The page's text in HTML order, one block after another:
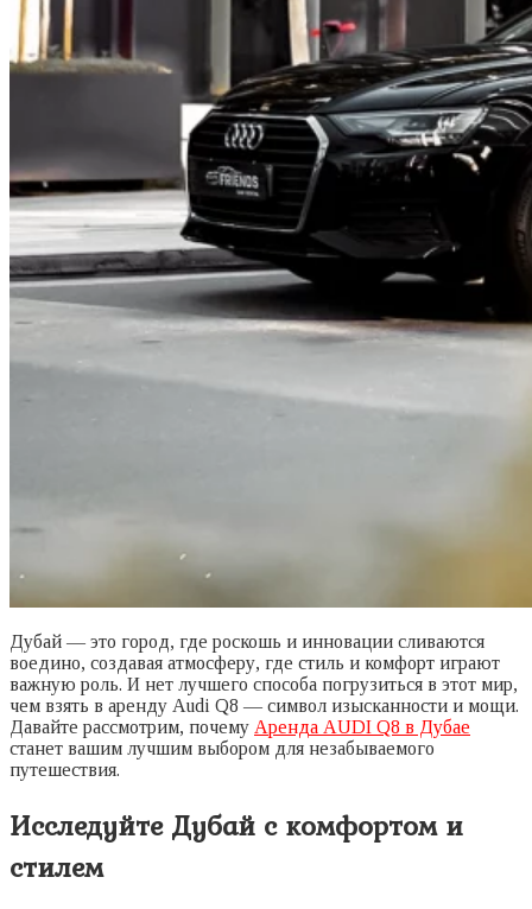
Дубай — это город, где роскошь и инновации сливаются
воедино, создавая атмосферу, где стиль и комфорт играют
важную роль. И нет лучшего способа погрузиться в этот мир,
чем взять в аренду Audi Q8 — символ изысканности и мощи.
Давайте рассмотрим, почему Аренда AUDI Q8 в Дубае
станет вашим лучшим выбором для незабываемого
путешествия.
Исследуйте Дубай с комфортом и
стилем